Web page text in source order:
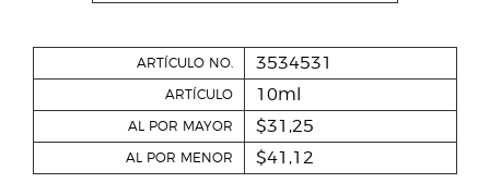
ARTÍCULO NO. 3534531
ARTÍCULO 10ml
AL POR MAYOR $31,25
AL POR MENOR $41,12